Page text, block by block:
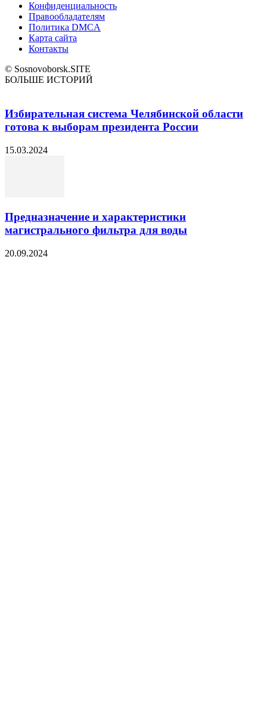
Конфиденциальность
Правообладателям
Политика DMCA
Карта сайта
Контакты
© Sosnovoborsk.SITE
БОЛЬШЕ ИСТОРИЙ
Избирательная система Челябинской области
готова к выборам президента России
15.03.2024
Предназначение и характеристики
магистрального фильтра для воды
20.09.2024